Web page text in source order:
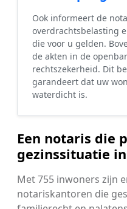
Ook informeert de
overdrachtsbelasting
die voor u gelden.
de akten in de
rechtszekerheid. Dit
garandeert dat uw
waterdicht is.
Een notaris die
gezinssituatie
Met 755 inwoners zijn
notariskantoren die